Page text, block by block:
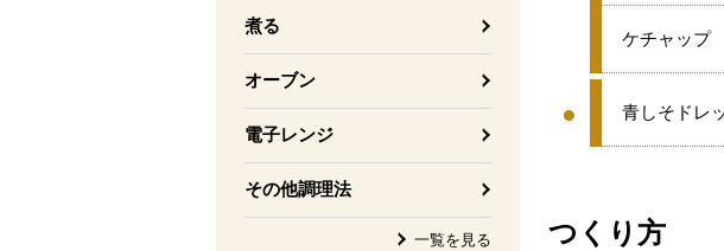
煮る
オーブン
電子レンジ
その他調理法
一覧を見る
★
ケチャップ
●
グループ
●
青しそドレ
つくり方